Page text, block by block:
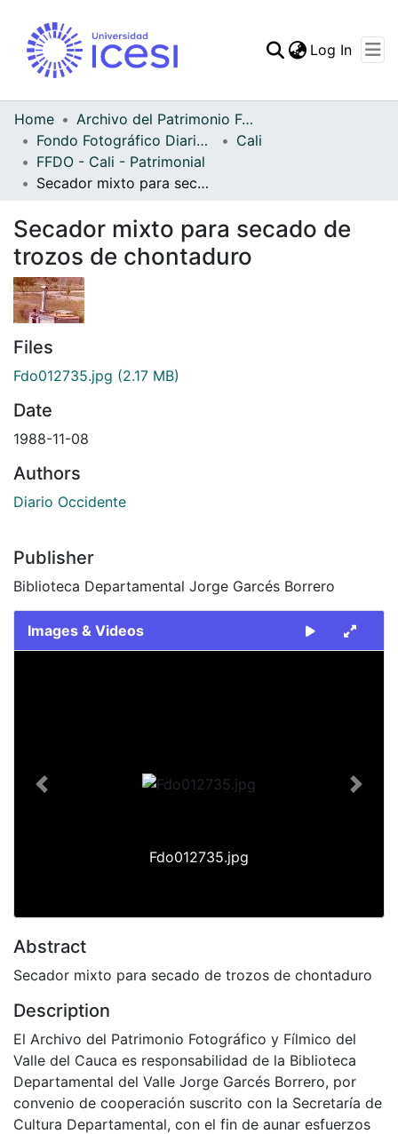
Statistics
Log In
Home
Archivo del Patrimonio Fotográfico y Fílmico del Valle del Cauca
Fondo Fotográfico Diario Occidente
Cali
FFDO - Cali - Patrimonial
Secador mixto para secado de trozos de chontaduro
Secador mixto para secado de
trozos de chontaduro
Files
Fdo012735.jpg (2.17 MB)
Date
1988-11-08
Authors
Diario Occidente
Publisher
Biblioteca Departamental Jorge Garcés Borrero
Images & Videos
Fdo012735.jpg
Previous Next
Abstract
Secador mixto para secado de trozos de chontaduro
Description
El Archivo del Patrimonio Fotográfico y Fílmico del
Valle del Cauca es responsabilidad de la Biblioteca
Departamental del Valle Jorge Garcés Borrero, por
convenio de cooperación suscrito con la Secretaría de
Cultura Departamental, con el fin de aunar esfuerzos